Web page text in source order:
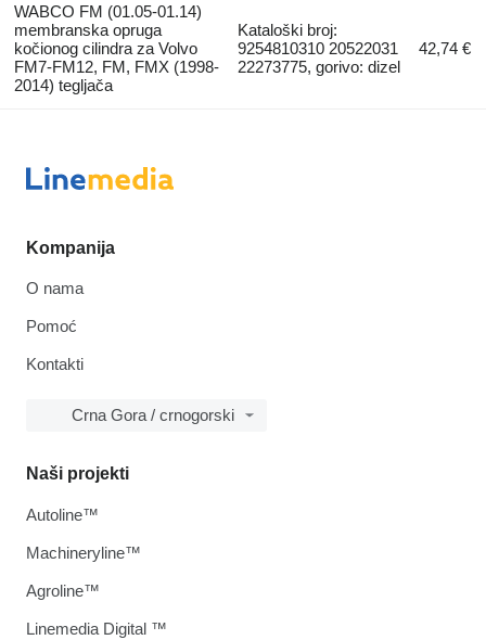
WABCO FM (01.05-01.14)
membranska opruga
kočionog cilindra za Volvo
FM7-FM12, FM, FMX (1998-
2014) tegljača
Kataloški broj:
9254810310 20522031
22273775, gorivo: dizel
42,74 €
Kompanija
O nama
Pomoć
Kontakti
Crna Gora / crnogorski
Naši projekti
Autoline™
Machineryline™
Agroline™
Linemedia Digital ™